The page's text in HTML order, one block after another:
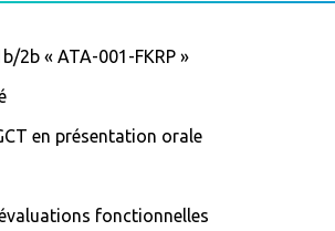
2b « ATA-001-FKRP »
en présentation orale
fonctionnelles